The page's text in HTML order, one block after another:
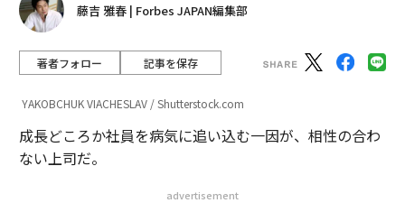
藤吉 雅春 | Forbes JAPAN編集部
著者フォロー 記事を保存
YAKOBCHUK VIACHESLAV / Shutterstock.com
成長どころか社員を病気に追い込む一因が、相性の合わ
ない上司だ。
advertisement